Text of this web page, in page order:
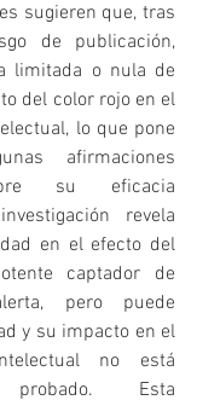
sugieren que, tras
de publicación,
limitada o nula de
del color rojo en el
lo que pone
afirmaciones
su eficacia
revela
en el efecto del
captador de
pero puede
y su impacto en el
no está
probado. Esta